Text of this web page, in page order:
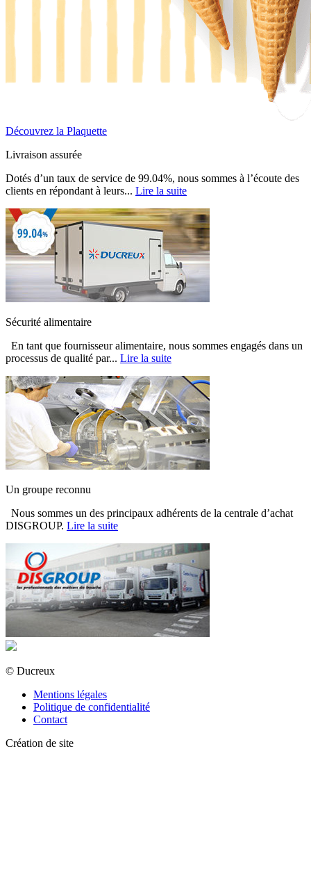
Découvrez la Plaquette
Livraison assurée
Dotés d’un taux de service de 99.04%, nous sommes à l’écoute des
clients en répondant à leurs... Lire la suite
Sécurité alimentaire
En tant que fournisseur alimentaire, nous sommes engagés dans un
processus de qualité par... Lire la suite
Un groupe reconnu
Nous sommes un des principaux adhérents de la centrale d’achat
DISGROUP. Lire la suite
© Ducreux
Mentions légales
Politique de confidentialité
Contact
Création de site